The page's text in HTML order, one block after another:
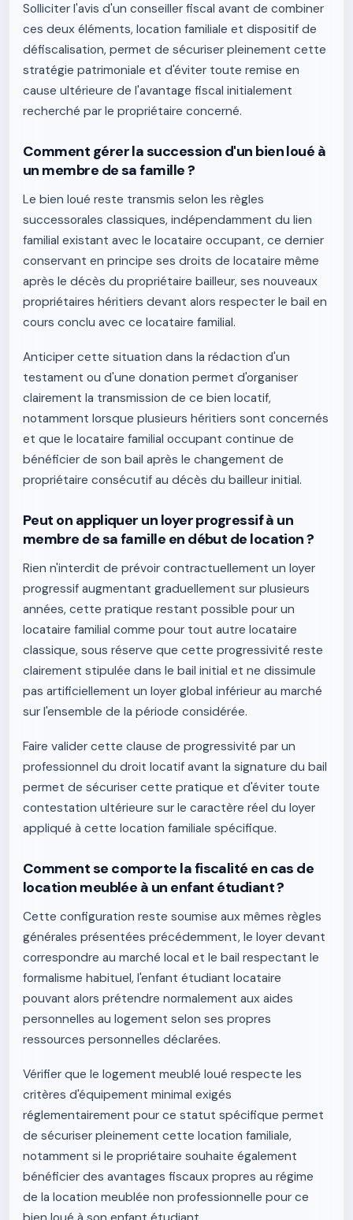
Solliciter l'avis d'un conseiller fiscal avant de combiner
ces deux éléments, location familiale et dispositif de
défiscalisation, permet de sécuriser pleinement cette
stratégie patrimoniale et d'éviter toute remise en
cause ultérieure de l'avantage fiscal initialement
recherché par le propriétaire concerné.
Comment gérer la succession d'un bien loué à
un membre de sa famille ?
Le bien loué reste transmis selon les règles
successorales classiques, indépendamment du lien
familial existant avec le locataire occupant, ce dernier
conservant en principe ses droits de locataire même
après le décès du propriétaire bailleur, ses nouveaux
propriétaires héritiers devant alors respecter le bail en
cours conclu avec ce locataire familial.
Anticiper cette situation dans la rédaction d'un
testament ou d'une donation permet d'organiser
clairement la transmission de ce bien locatif,
notamment lorsque plusieurs héritiers sont concernés
et que le locataire familial occupant continue de
bénéficier de son bail après le changement de
propriétaire consécutif au décès du bailleur initial.
Peut on appliquer un loyer progressif à un
membre de sa famille en début de location ?
Rien n'interdit de prévoir contractuellement un loyer
progressif augmentant graduellement sur plusieurs
années, cette pratique restant possible pour un
locataire familial comme pour tout autre locataire
classique, sous réserve que cette progressivité reste
clairement stipulée dans le bail initial et ne dissimule
pas artificiellement un loyer global inférieur au marché
sur l'ensemble de la période considérée.
Faire valider cette clause de progressivité par un
professionnel du droit locatif avant la signature du bail
permet de sécuriser cette pratique et d'éviter toute
contestation ultérieure sur le caractère réel du loyer
appliqué à cette location familiale spécifique.
Comment se comporte la fiscalité en cas de
location meublée à un enfant étudiant ?
Cette configuration reste soumise aux mêmes règles
générales présentées précédemment, le loyer devant
correspondre au marché local et le bail respectant le
formalisme habituel, l'enfant étudiant locataire
pouvant alors prétendre normalement aux aides
personnelles au logement selon ses propres
ressources personnelles déclarées.
Vérifier que le logement meublé loué respecte les
critères d'équipement minimal exigés
réglementairement pour ce statut spécifique permet
de sécuriser pleinement cette location familiale,
notamment si le propriétaire souhaite également
bénéficier des avantages fiscaux propres au régime
de la location meublée non professionnelle pour ce